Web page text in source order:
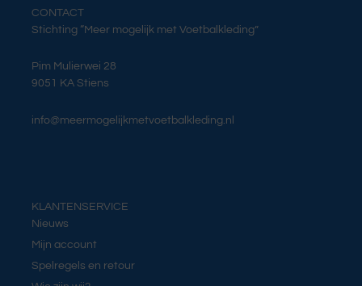
CONTACT
Stichting “Meer mogelijk met Voetbalkleding”
Pim Mulierwei 28
9051 KA Stiens
info@meermogelijkmetvoetbalkleding.nl
KLANTENSERVICE
Nieuws
Mijn account
Spelregels en retour